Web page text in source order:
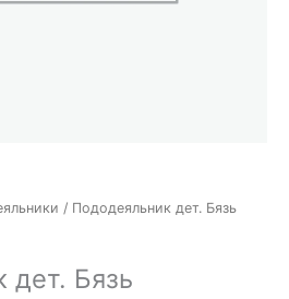
/ Пододеяльник дет. Бязь
дет. Бязь